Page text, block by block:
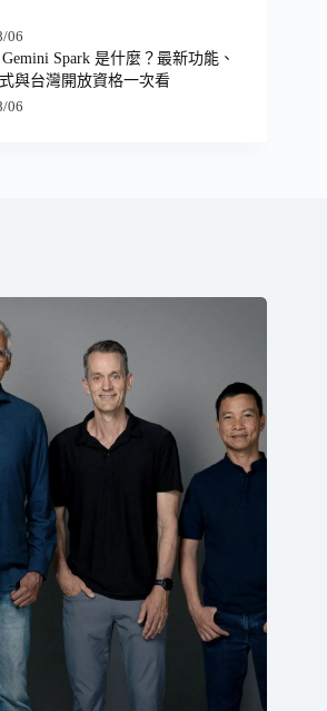
06
Gemini Spark 是什麼？最新功能、
與台灣開放資格一次看
06